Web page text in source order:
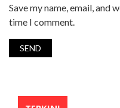
Save my name, email, and
time I comment.